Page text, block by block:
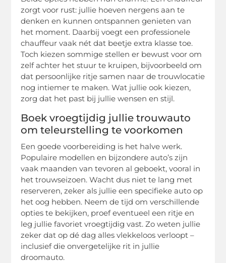
zorgt voor rust: jullie hoeven nergens aan te
denken en kunnen ontspannen genieten van
het moment. Daarbij voegt een professionele
chauffeur vaak nét dat beetje extra klasse toe.
Toch kiezen sommige stellen er bewust voor om
zelf achter het stuur te kruipen, bijvoorbeeld om
dat persoonlijke ritje samen naar de trouwlocatie
nog intiemer te maken. Wat jullie ook kiezen,
zorg dat het past bij jullie wensen en stijl.
Boek vroegtijdig jullie trouwauto
om teleurstelling te voorkomen
Een goede voorbereiding is het halve werk.
Populaire modellen en bijzondere auto’s zijn
vaak maanden van tevoren al geboekt, vooral in
het trouwseizoen. Wacht dus niet te lang met
reserveren, zeker als jullie een specifieke auto op
het oog hebben. Neem de tijd om verschillende
opties te bekijken, proef eventueel een ritje en
leg jullie favoriet vroegtijdig vast. Zo weten jullie
zeker dat op dé dag alles vlekkeloos verloopt –
inclusief die onvergetelijke rit in jullie
droomauto.